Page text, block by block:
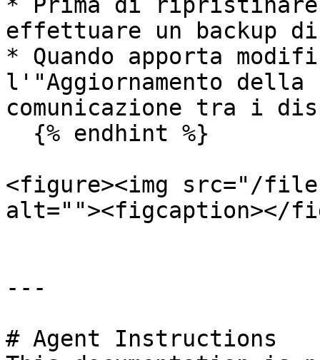
effettuare un
* Quando apporta
l'"Aggiornamento
comunicazione tra i
<figure><img src="/
alt=""><figcaption></
---
# Agent Instructions